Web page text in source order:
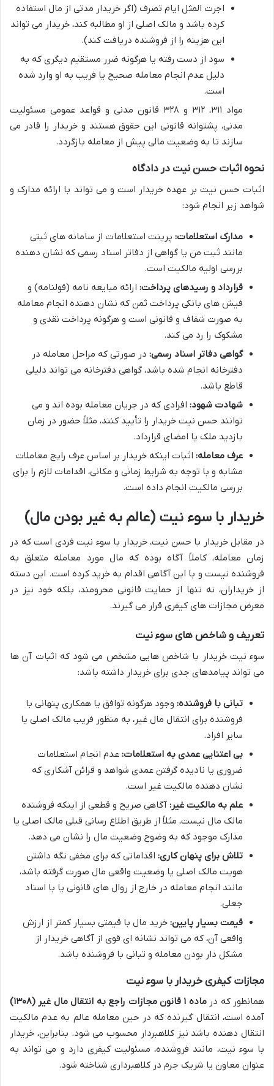
اجرت المثل ایام تصرف (اگر خریدار مدتی از مال استفاده
کرده باشد و مالک اصلی از او مطالبه کند، خریدار می تواند
این هزینه را از فروشنده دریافت کند).
سود از دست رفته یا هرگونه ضرر مستقیم دیگری که به
دلیل عدم انجام معامله صحیح یا فریب به او وارد شده
است.
مواد ۳۱۱، ۳۱۲ و ۳۲۸ قانون مدنی و قواعد عمومی مسئولیت
مدنی، پشتوانه قانونی این حقوق هستند و خریدار را قادر می
سازند تا به وضعیت مالی پیش از معامله بازگردد.
نحوه اثبات حسن نیت در دادگاه
اثبات حسن نیت بر عهده خریدار است و می تواند با ارائه مدارک و
شواهد زیر انجام شود:
مدارک استعلامات: پرینت استعلامات از سامانه های ثبتی
مانند ثبت من یا گواهی از دفاتر اسناد رسمی که نشان دهنده
بررسی اولیه مالکیت است.
قرارداد و رسیدهای پرداخت: ارائه مبایعه نامه (قولنامه) و
فیش های بانکی پرداخت ثمن که نشان دهنده انجام معامله
به صورت شفاف و قانونی است و هرگونه پرداخت نقدی و
مشکوک را رد می کند.
گواهی دفاتر اسناد رسمی: در صورتی که مراحل معامله در
دفترخانه انجام شده باشد، گواهی دفترخانه می تواند دلیلی
قاطع باشد.
شهادت شهود: افرادی که در جریان معامله بوده اند و می
توانند حسن نیت خریدار را تأیید کنند، مثلاً حضور در زمان
بازدید ملک یا امضای قرارداد.
عرف معامله: اثبات اینکه خریدار بر اساس عرف رایج معاملات
مشابه و با توجه به شرایط زمانی و مکانی، اقدامات لازم را برای
بررسی مالکیت انجام داده است.
خریدار با سوء نیت (عالم به غیر بودن مال)
در مقابل خریدار با حسن نیت، خریدار با سوء نیت فردی است که در
زمان معامله، کاملاً آگاه بوده که مال مورد معامله متعلق به
فروشنده نیست و با این آگاهی اقدام به خرید کرده است. این دسته
از خریداران، نه تنها از حمایت قانونی محرومند، بلکه خود نیز در
معرض مجازات های کیفری قرار می گیرند.
تعریف و شاخص های سوء نیت
سوء نیت خریدار با شاخص هایی مشخص می شود که اثبات آن ها
می تواند پیامدهای جدی برای خریدار داشته باشد:
تبانی با فروشنده: وجود هرگونه توافق یا همکاری پنهانی با
فروشنده برای انتقال مال غیر، به منظور فریب مالک اصلی یا
سایر افراد.
بی اعتنایی عمدی به استعلامات: عدم انجام استعلامات
ضروری یا نادیده گرفتن عمدی شواهد و قرائن آشکاری که
نشان دهنده مالکیت غیر است.
علم به مالکیت غیر: آگاهی صریح و قطعی از اینکه فروشنده
مالک مال نیست، مثلاً از طریق اطلاع رسانی قبلی مالک اصلی یا
مدارک موجود که به وضوح وضعیت مال را نشان می دهد.
تلاش برای پنهان کاری: اقداماتی که برای مخفی نگه داشتن
هویت مالک اصلی یا وضعیت واقعی مال صورت گرفته باشد،
مانند انجام معامله در خارج از روال های قانونی یا با اسناد
جعلی.
قیمت بسیار پایین: خرید مال با قیمتی بسیار کمتر از ارزش
واقعی آن، که می تواند نشانه ای قوی از آگاهی خریدار از
مشکل دار بودن معامله و تبانی با فروشنده باشد.
مجازات کیفری خریدار با سوء نیت
همانطور که درماده ۱ قانون مجازات راجع به انتقال مال غیر (۱۳۰۸)
آمده است، انتقال گیرنده که در حین معامله عالم به عدم مالکیت
انتقال دهنده باشد نیز کلاهبردار محسوب می شود. بنابراین، خریدار
با سوء نیت، مانند فروشنده، مسئولیت کیفری دارد و می تواند به
عنوان معاون یا شریک جرم در کلاهبرداری شناخته شود.